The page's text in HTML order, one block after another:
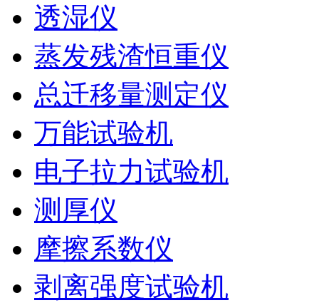
透湿仪
蒸发残渣恒重仪
总迁移量测定仪
万能试验机
电子拉力试验机
测厚仪
摩擦系数仪
剥离强度试验机